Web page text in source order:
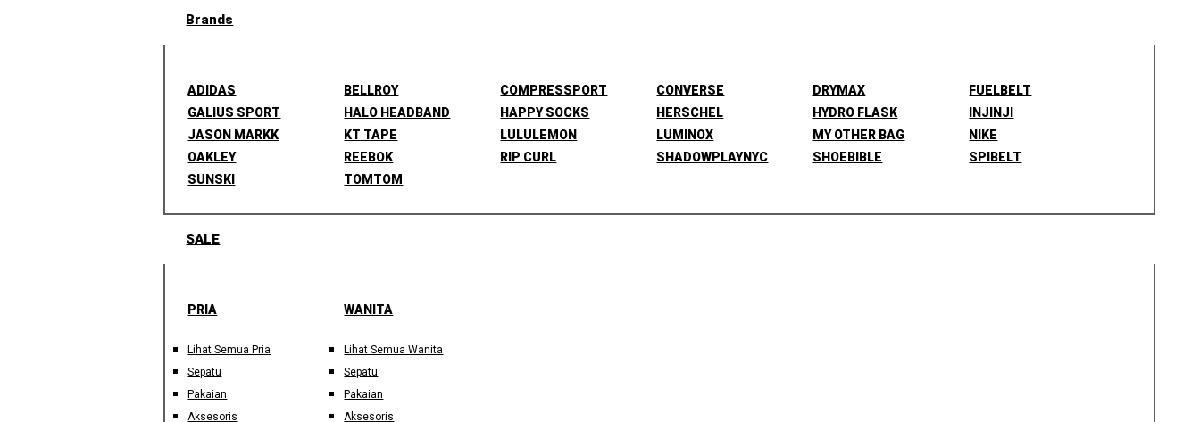
Brands
ADIDAS BELLROY COMPRESSPORT CONVERSE DRYMAX
FUELBELT
GALIUS SPORT
HALO HEADBAND HAPPY SOCKS HERSCHEL HYDRO FLASK
INJINJI
JASON MARKK
KT TAPE LULULEMON LUMINOX MY OTHER BAG
NIKE
OAKLEY
REEBOK RIP CURL SHADOWPLAYNYC SHOEBIBLE
SPIBELT
SUNSKI
TOMTOM
SALE
PRIA
Lihat Semua Pria
Sepatu
Pakaian
Aksesoris
WANITA
Lihat Semua Wanita
Sepatu
Pakaian
Aksesoris